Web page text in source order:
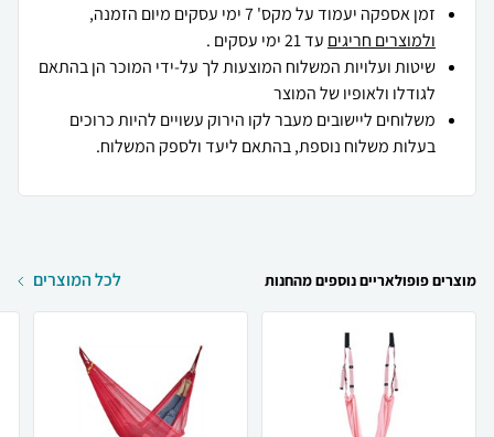
זמן אספקה יעמוד על מקס' 7 ימי עסקים מיום הזמנה,
ולמוצרים חריגים עד 21 ימי עסקים .
שיטות ועלויות המשלוח המוצעות לך על-ידי המוכר הן בהתאם
לגודלו ולאופיו של המוצר
משלוחים ליישובים מעבר לקו הירוק עשויים להיות כרוכים
בעלות משלוח נוספת, בהתאם ליעד ולספק המשלוח.
מוצרים פופולאריים נוספים מהחנות לכל המוצרים